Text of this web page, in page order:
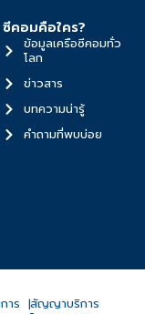
ซีคอมคือใคร?
ข้อมูลเครือซีคอมทั่ว
โลก
ข่าวสาร
บทความน่ารู้
คำถามที่พบบ่อย
าร |สัญญาบริการ